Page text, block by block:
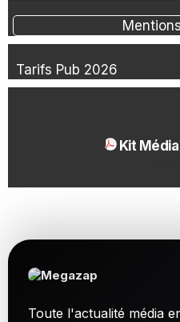
Tarifs Pub 2026
Kit
Toute l'actualité média